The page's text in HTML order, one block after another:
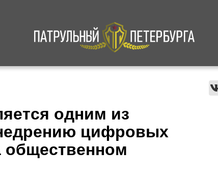
Происшествия
одним из
цифровых
общественном